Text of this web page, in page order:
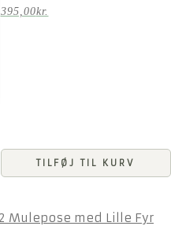
395,00kr.
TILFØJ TIL KURV
Mulepose med Lille Fyr